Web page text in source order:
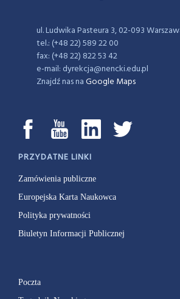
ul. Ludwika Pasteura 3, 02-093
tel.: (+48 22) 589 22 00
fax: (+48 22) 822 53 42
e-mail: dyrekcja@nencki.edu.pl
Znajdź nas naGoogle Maps
PRZYDATNE LINKI
Zamówienia publiczne
Europejska Karta Naukowca
Polityka prywatności
Biuletyn Informacji Publicznej
Poczta